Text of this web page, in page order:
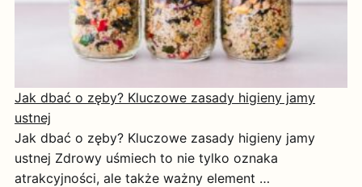
Jak dbać o zęby? Kluczowe zasady higieny jamy
ustnej
Jak dbać o zęby? Kluczowe zasady higieny jamy
ustnej Zdrowy uśmiech to nie tylko oznaka
atrakcyjności, ale także ważny element …